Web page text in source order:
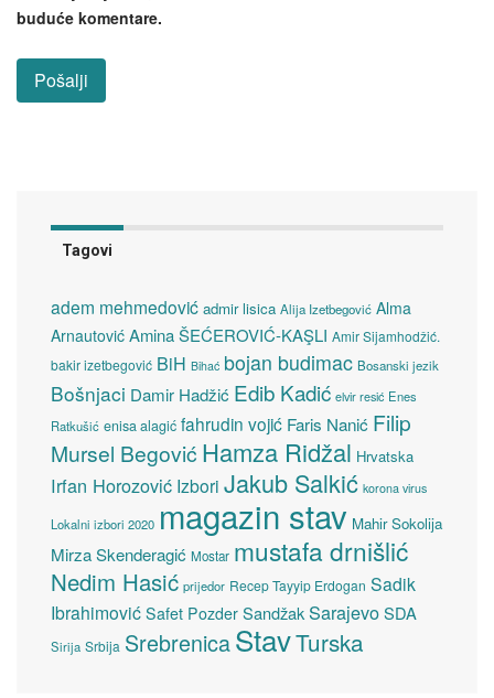
buduće komentare.
Tagovi
adem mehmedović admir lisica Alija Izetbegović Alma
Arnautović Amina ŠEĆEROVIĆ-KAŞLI Amir Sijamhodžić.
bakir izetbegović BiH Bihać bojan budimac Bosanski jezik
Bošnjaci Damir Hadžić Edib Kadić elvir resić Enes
Ratkušić enisa alagić fahrudin vojić Faris Nanić Filip
Mursel Begović Hamza Ridžal Hrvatska
Irfan Horozović Izbori Jakub Salkić korona virus
Lokalni izbori 2020 magazin stav Mahir Sokolija
Mirza Skenderagić Mostar mustafa drnišlić
Nedim Hasić prijedor Recep Tayyip Erdogan Sadik
Ibrahimović Safet Pozder SandžakSarajevoSDA
Sirija Srbija SrebrenicaStavTurska